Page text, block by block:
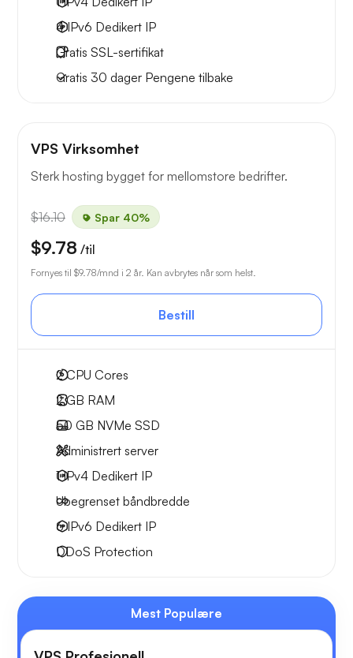
4 IPv6 Dedikert IP
Gratis SSL-sertifikat
Gratis 30 dager Pengene tilbake
VPS Virksomhet
Sterk hosting bygget for mellomstore bedrifter.
$16.10 Spar 40%
$9.78 /til
Fornyes til $9.78/mnd i 2 år. Kan avbrytes når som helst.
Bestill
2CPU Cores
2 GB RAM
50 GB NVMe SSD
Administrert server
1 IPv4 Dedikert IP
Ubegrenset båndbredde
6 IPv6 Dedikert IP
DDoS Protection
Mest Populære